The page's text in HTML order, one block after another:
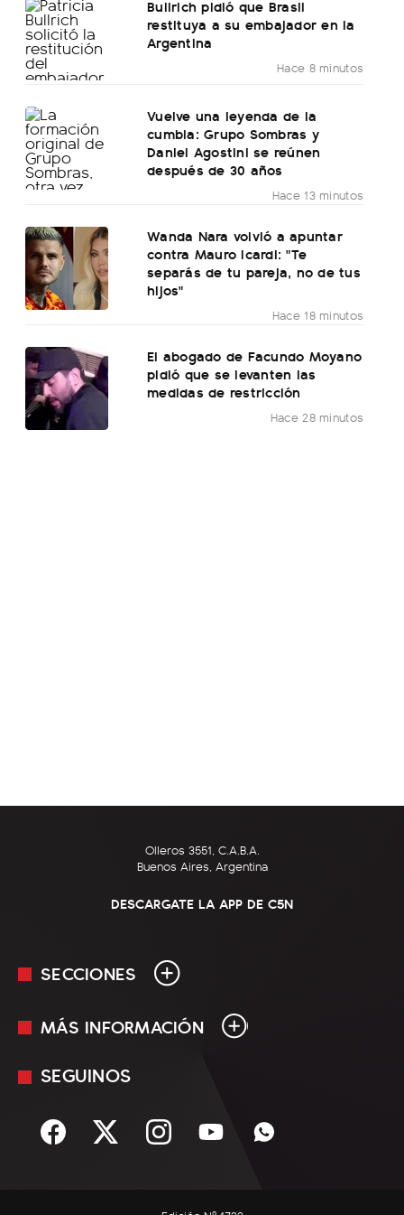
Bullrich pidió que Brasil
restituya a su embajador en la
Argentina
Hace 8 minutos
Vuelve una leyenda de la
cumbia: Grupo Sombras y
Daniel Agostini se reúnen
después de 30 años
Hace 13 minutos
Wanda Nara volvió a apuntar
contra Mauro Icardi: "Te
separás de tu pareja, no de tus
hijos"
Hace 18 minutos
El abogado de Facundo Moyano
pidió que se levanten las
medidas de restricción
Hace 28 minutos
Olleros 3551, C.A.B.A.
Buenos Aires, Argentina
DESCARGATE LA APP DE C5N
SECCIONES
En Vivo
Sociedad
MÁS INFORMACIÓN
Mediakit
Términos y condiciones
SEGUINOS